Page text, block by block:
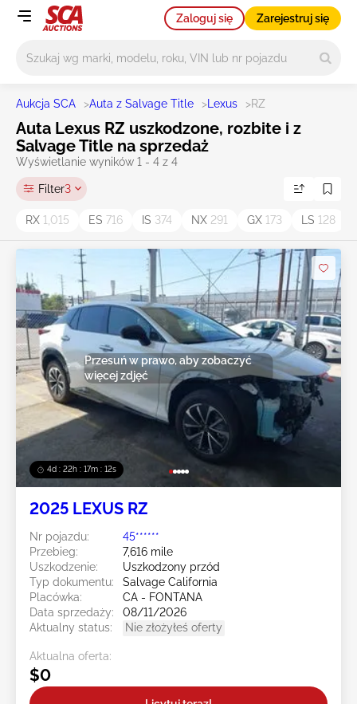
Zaloguj się Zarejestruj się
Aukcja SCA >Auta z Salvage Title > Lexus >RZ
Auta Lexus RZ uszkodzone, rozbite i z
Salvage Title na sprzedaż
Wyświetlanie wyników 1 - 4 z 4
Filter3
RX 1,015 ES 716 IS 374 NX 291 GX 173 LS 128
4d : 22h : 17m : 11s
Przesuń w prawo, aby zobaczyć
więcej zdjęć
2025 LEXUS RZ
Nr pojazdu:
45******
Przebieg:
7,616 mile
Uszkodzenie:
Uszkodzony przód
Typ dokumentu:
Salvage California
Placówka:
CA - FONTANA
Data sprzedaży:
08/11/2026
Aktualny status:
Nie złożyłeś oferty
Aktualna oferta:
$0